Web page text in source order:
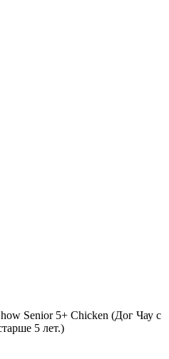
Senior 5+ Chicken (Дог Чау с
5 лет.)